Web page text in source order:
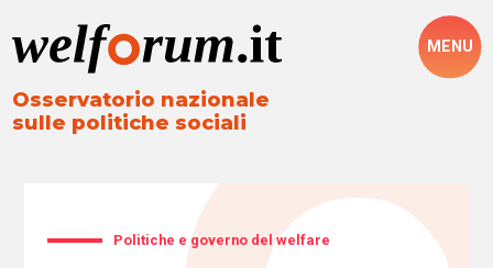
Osservatorio nazionale
sulle politiche sociali
MENU
Politiche e governo del welfare